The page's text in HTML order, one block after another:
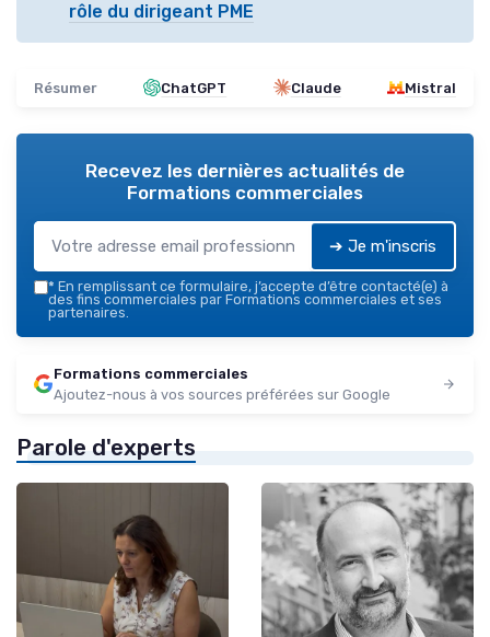
rôle du dirigeant PME
Résumer ChatGPT Claude Mistral
Recevez les dernières actualités de
Formations commerciales
➔ Je m'inscris
* En remplissant ce formulaire, j’accepte d’être contacté(e) à
des fins commerciales par Formations commerciales et ses
partenaires.
Formations commerciales
Ajoutez-nous à vos sources préférées sur Google
Parole d'experts